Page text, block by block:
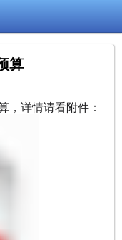
算
详情请看附件：